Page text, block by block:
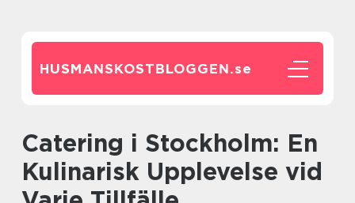
HUSMANSKOSTBLOGGEN.se
Catering i Stockholm: En
Kulinarisk Upplevelse vid